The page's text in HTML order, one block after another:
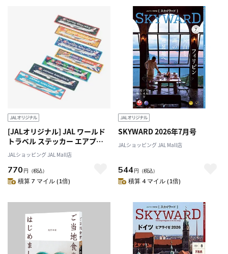
[JALオリジナル] JAL ワールド
トラベル ステッカー エアプレ
ーン（7枚入り）
JALショッピング JAL Mall店
770 円 （税込）
積算 7 マイル (1倍)
SKYWARD 2026年7月号
JALショッピング JAL Mall店
544円 （税込）
積算 4 マイル (1倍)